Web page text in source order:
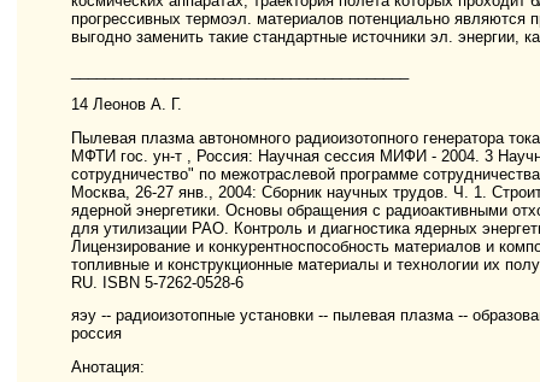
прогрессивных термоэл. материалов потенциально
выгодно заменить такие стандартные источники эл. энергии,
14 Леонов А. Г.
Пылевая плазма автономного радиоизотопного генератора
МФТИ гос. ун-т , Россия: Научная сессия МИФИ - 2004. 3
сотрудничество" по межотраслевой программе
Москва, 26-27 янв., 2004: Сборник научных трудов. Ч. 1.
ядерной энергетики. Основы обращения с радиоактивными
для утилизации РАО. Контроль и диагностика ядерных
Лицензирование и конкурентноспособность материалов и
топливные и конструкционные материалы и технологии их
RU. ISBN 5-7262-0528-6
яэу -- радиоизотопные установки -- пылевая плазма --
россия
Анотация: